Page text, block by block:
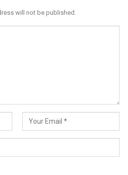
will not be published.